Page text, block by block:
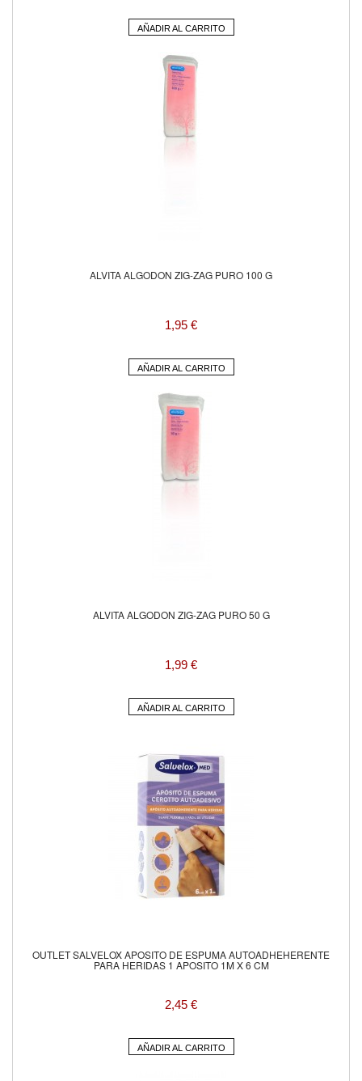
AÑADIR AL CARRITO
ALVITA ALGODON ZIG-ZAG PURO 100 G
1,95 €
AÑADIR AL CARRITO
ALVITA ALGODON ZIG-ZAG PURO 50 G
1,99 €
AÑADIR AL CARRITO
OUTLET SALVELOX APOSITO DE ESPUMA AUTOADHEHERENTE
PARA HERIDAS 1 APOSITO 1M X 6 CM
2,45 €
AÑADIR AL CARRITO